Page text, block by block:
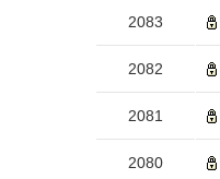
2083
2082
2081
2080